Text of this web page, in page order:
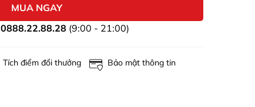
MUA NGAY
0888.22.88.28 (9:00 - 21:00)
Tích điểm đổi thưởng Bảo mật thông tin